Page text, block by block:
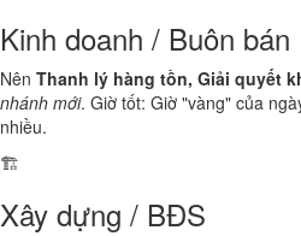
Kinh doanh / Buôn bán
Nên Thanh lý hàng tồn, Giải quyết
nhánh mới. Giờ tốt: Giờ "vàng" của
nhiều.
🏗️
Xây dựng / BĐS